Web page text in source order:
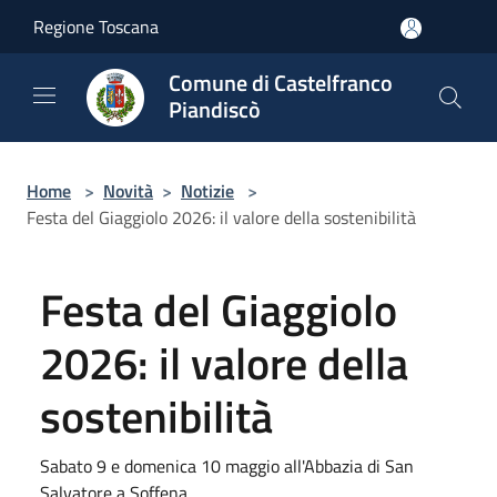
Regione Toscana
Comune di Castelfranco
Piandiscò
Home > Novità > Notizie >
Festa del Giaggiolo 2026: il valore della sostenibilità
Festa del Giaggiolo
2026: il valore della
sostenibilità
Sabato 9 e domenica 10 maggio all'Abbazia di San